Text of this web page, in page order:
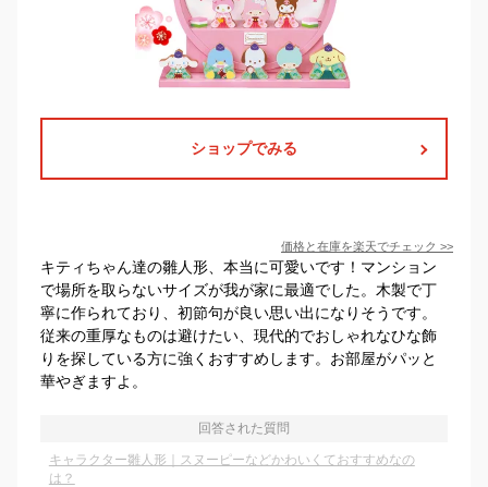
ショップでみる
価格と在庫を楽天でチェック >>
キティちゃん達の雛人形、本当に可愛いです！マンション
で場所を取らないサイズが我が家に最適でした。木製で丁
寧に作られており、初節句が良い思い出になりそうです。
従来の重厚なものは避けたい、現代的でおしゃれなひな飾
りを探している方に強くおすすめします。お部屋がパッと
華やぎますよ。
回答された質問
キャラクター雛人形｜スヌーピーなどかわいくておすすめなの
は？